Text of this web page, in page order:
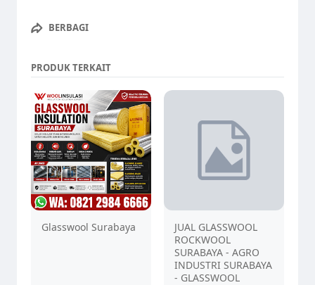
BERBAGI
PRODUK TERKAIT
Glasswool Surabaya
JUAL GLASSWOOL
ROCKWOOL
SURABAYA - AGRO
INDUSTRI SURABAYA
- GLASSWOOL